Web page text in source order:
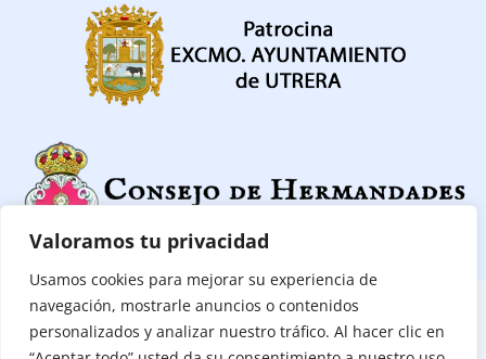
Valoramos tu privacidad
Usamos cookies para mejorar su experiencia de
navegación, mostrarle anuncios o contenidos
personalizados y analizar nuestro tráfico. Al hacer clic en
CONTACTAR |POLITICA DE PRIVACIDAD|POLÍTICA DE COOKIES